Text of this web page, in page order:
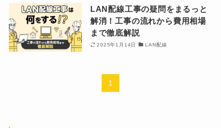
LAN配線工事の疑問をまるっと
解消！工事の流れから費用相場
まで徹底解説
2025年1月14日 LAN配線
1